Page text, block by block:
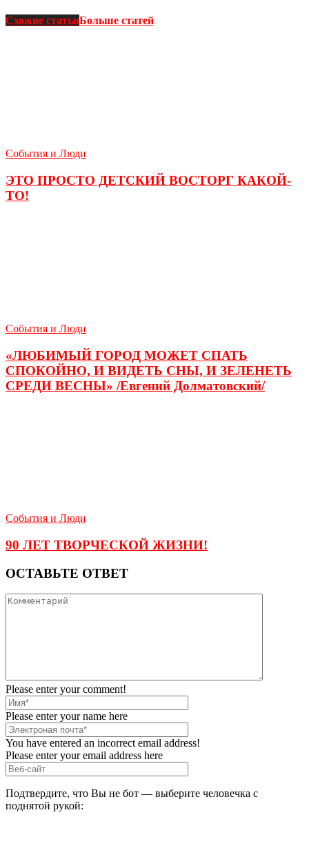
Схожие статьиБольше статей
События и Люди
ЭТО ПРОСТО ДЕТСКИЙ ВОСТОРГ КАКОЙ-
ТО!
События и Люди
«ЛЮБИМЫЙ ГОРОД МОЖЕТ СПАТЬ
СПОКОЙНО, И ВИДЕТЬ СНЫ, И ЗЕЛЕНЕТЬ
СРЕДИ ВЕСНЫ» /Евгений Долматовский/
События и Люди
90 ЛЕТ ТВОРЧЕСКОЙ ЖИЗНИ!
ОСТАВЬТЕ ОТВЕТ
Please enter your comment!
Please enter your name here
You have entered an incorrect email address!
Please enter your email address here
Подтвердите, что Вы не бот — выберите человечка с
поднятой рукой: